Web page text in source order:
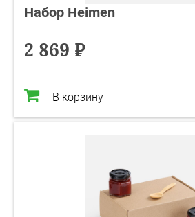
Набор Heimen
2 869 ₽
В корзину